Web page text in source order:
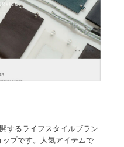
するライフスタイルブラン
プです。人気アイテムで